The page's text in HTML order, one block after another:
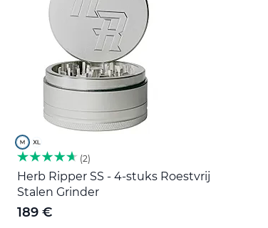
2
Herb Ripper SS - 4-stuks Roestvrij
Stalen Grinder
189 €